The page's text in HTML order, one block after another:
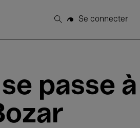
Rechercher
Se connecter
passe à